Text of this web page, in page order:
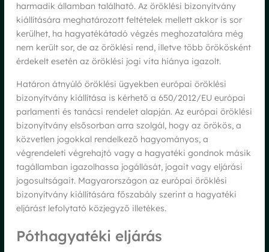
harmadik államban található. Az öröklési bizonyítvány
kiállítására meghatározott feltételek mellett akkor is sor
kerülhet, ha hagyatékátadó végzés meghozatalára még
nem került sor, de az öröklési rend, illetve több örökösként
érdekelt esetén az öröklési jogi vita hiánya igazolt.
Határon átnyúló öröklési ügyekben európai öröklési
bizonyítvány kiállítása is kérhető a 650/2012/EU európai
parlamenti és tanácsi rendelet alapján. Az európai öröklési
bizonyítvány elsősorban arra szolgál, hogy az örökös, a
közvetlen jogokkal rendelkező hagyományos, a
végrendeleti végrehajtó vagy a hagyatéki gondnok másik
tagállamban igazolhassa jogállását, jogait vagy eljárási
jogosultságait. Magyarországon az európai öröklési
bizonyítvány kiállítására főszabály szerint a hagyatéki
eljárást lefolytató közjegyző illetékes.
Póthagyatéki eljárás